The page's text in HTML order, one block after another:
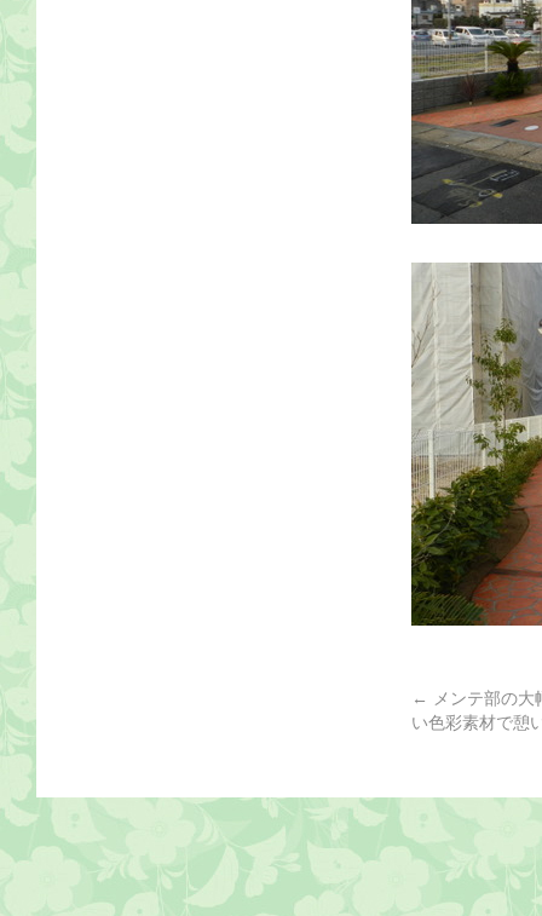
←
メンテ部の
い色彩素材で憩